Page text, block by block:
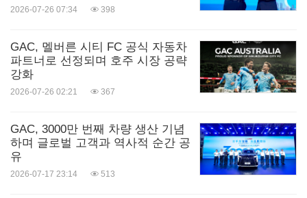
2026-07-26 07:34 398
GAC, 멜버른 시티 FC 공식 자동차
파트너로 선정되며 호주 시장 공략
강화
2026-07-26 02:21 367
GAC, 3000만 번째 차량 생산 기념
하며 글로벌 고객과 역사적 순간 공
유
2026-07-17 23:14 513